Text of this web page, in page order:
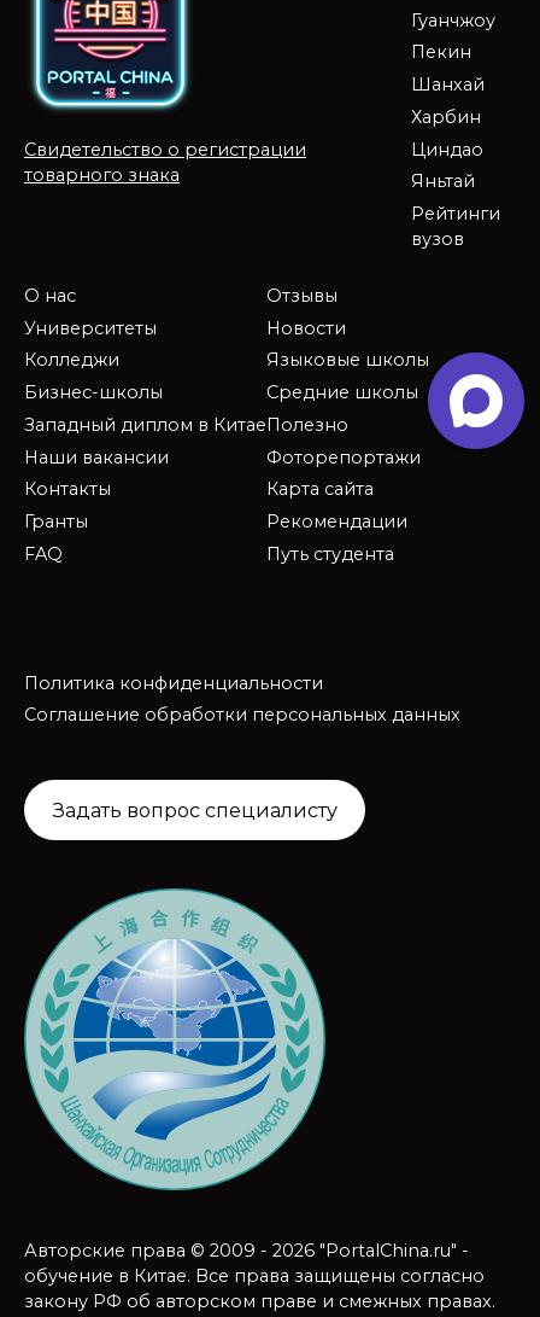
Свидетельство о регистрации
товарного знака
Гуанчжоу
Пекин
Шанхай
Харбин
Циндао
Яньтай
Рейтинги
вузов
О нас
Университеты
Колледжи
Бизнес-школы
Западный диплом в Китае
Наши вакансии
Контакты
Гранты
FAQ
Отзывы
Новости
Языковые школы
Средние школы
Полезно
Фоторепортажи
Карта сайта
Рекомендации
Путь студента
Политика конфиденциальности
Соглашение обработки персональных данных
Задать вопрос специалисту
Авторские права © 2009 - 2026 "PortalChina.ru" -
обучение в Китае. Все права защищены согласно
закону РФ об авторском праве и смежных правах.